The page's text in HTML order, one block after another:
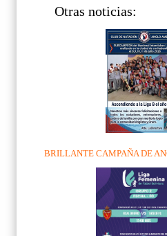
Otras noticias:
BRILLANTE CAMPAÑA DE